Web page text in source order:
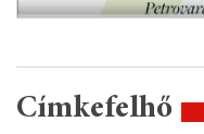
Címkefelhő